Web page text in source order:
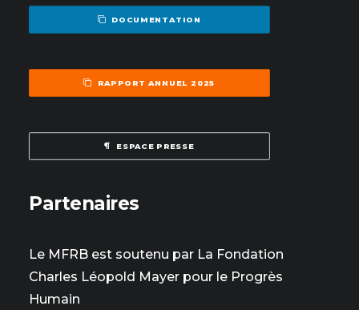
DOCUMENTATION
RAPPORT ANNUEL 2025
ESPACE PRESSE
Partenaires
Le MFRB est soutenu par La Fondation
Charles Léopold Mayer pour le Progrès
Humain